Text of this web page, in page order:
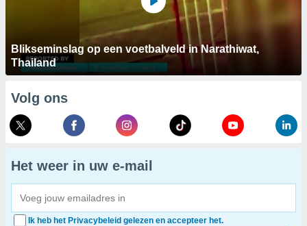
Blikseminslag op een voetbalveld in Narathiwat,
Thailand
Volg ons
Het weer in uw e-mail
Ik heb het Privacybeleid gelezen en accepteer het.